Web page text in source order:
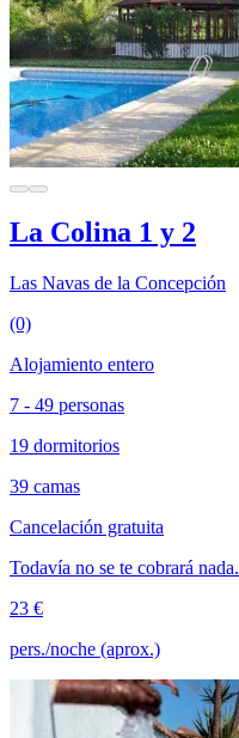
La Colina 1 y 2
Las Navas de la Concepción
(0)
Alojamiento entero
7 - 49 personas
19 dormitorios
39 camas
Cancelación gratuita
Todavía no se te cobrará nada.
23 €
pers./noche (aprox.)